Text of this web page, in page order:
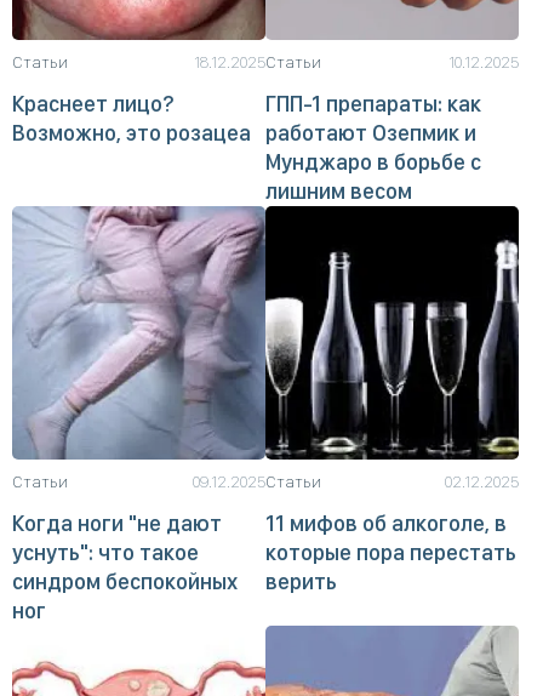
Статьи 18.12.2025
Краснеет лицо?
Возможно, это розацеа
Статьи 10.12.2025
ГПП-1 препараты: как
работают Озепмик и
Мунджаро в борьбе с
лишним весом
Статьи 09.12.2025
Когда ноги "не дают
уснуть": что такое
синдром беспокойных
ног
Статьи 02.12.2025
11 мифов об алкоголе, в
которые пора перестать
верить